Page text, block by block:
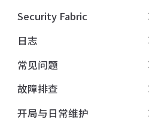
Security Fabric
日志
常见问题
故障排查
开局与日常维护